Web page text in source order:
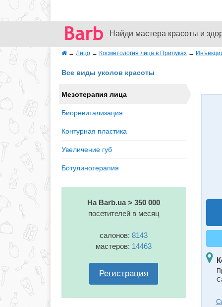
Найди мастера красоты и
→ Лицо → Косметология лица в Прилуках →
Все виды уколов красоты
Мезотерапия лица
Биоревитализация
Контурная пластика
Увеличение губ
Ботулинотерапия
На Barb.ua > 350 000
посетителей в месяц
салонов:8143
мастеров: 14463
Регистрация